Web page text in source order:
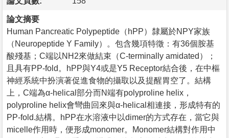
論文摘要
Human Pancreatic Polypeptide（hPP）隸屬於NPY家族
（Neuropeptide Y Family）。包含幾項特徵：有36個胺基
酸殘基；C端以NH2來做結束（C-terminally amidated）；
且具有PP-fold。hPP與Y4或是Y5 Receptor結合後，在中樞
神經系統中扮演著促進食物的攝取以及提醒胃空了。結構
上，C端為α-helical部分而N端有polyproline helix，
polyproline helix會彎曲回來與α-helical相連接，形成特有的
PP-fold.結構。hPP在水溶液中以dimer的方式存在，當它與
micelle作用時，便形成monomer。Monomer結構對作用中